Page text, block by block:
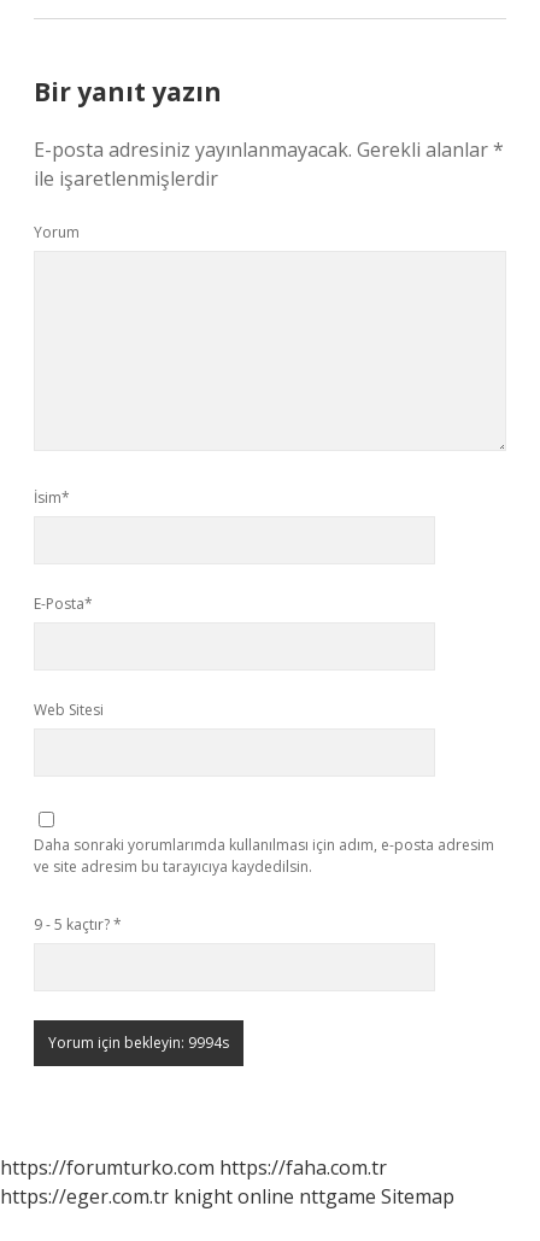
Bir yanıt yazın
E-posta adresiniz yayınlanmayacak. Gerekli alanlar*
ile işaretlenmişlerdir
Yorum
İsim*
E-Posta*
Web Sitesi
Daha sonraki yorumlarımda kullanılması için adım, e-posta adresim
ve site adresim bu tarayıcıya kaydedilsin.
9 - 5 kaçtır?*
https://forumturko.com https://faha.com.tr
https://eger.com.tr knight online nttgame Sitemap